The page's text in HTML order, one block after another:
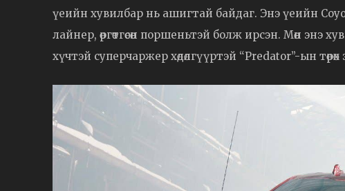
үеийн хувилбар нь ашигтай байдаг. Энэ үеийн
лайнер, өргөтгөсөн поршеньтэй болж ирсэн. Мөн энэ
хүчтэй суперчаржер хөдөлгүүртэй “Predator”-ын